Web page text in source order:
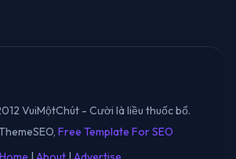
VuiMộtChút - Cười là liều thuốc bổ.
Free Template For SEO